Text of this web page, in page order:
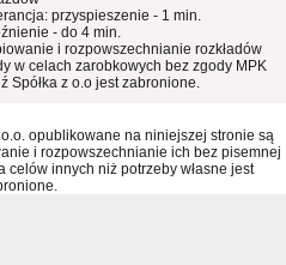
przyspieszenie - 1 min.
- do 4 min.
i rozpowszechnianie rozkładów
w celach zarobkowych bez zgody MPK
Spółka z o.o jest zabronione.
opublikowane na niniejszej stronie są
i rozpowszechnianie ich bez pisemnej
celów innych niż potrzeby własne jest